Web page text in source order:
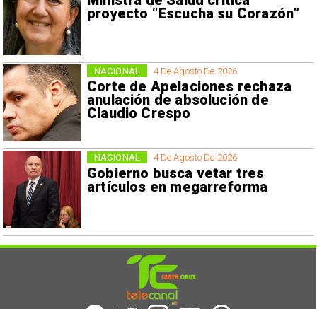
proyecto “Escucha su Corazón”
4 De Agosto De 2026
Corte de Apelaciones rechaza
anulación de absolución de
Claudio Crespo
NACIONAL
4 De Agosto De 2026
Gobierno busca vetar tres
artículos en megarreforma
NACIONAL